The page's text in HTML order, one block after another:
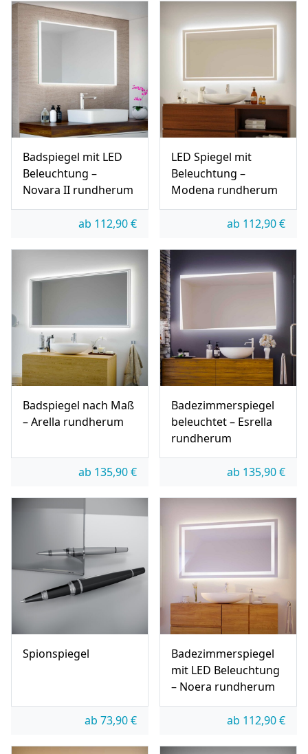
Badspiegel mit LED
Beleuchtung –
Novara II rundherum
ab 112,90€
LED Spiegel mit
Beleuchtung –
Modena rundherum
ab 112,90€
Badspiegel nach Maß
– Arella rundherum
ab 135,90€
Badezimmerspiegel
beleuchtet – Esrella
rundherum
ab 135,90€
Spionspiegel
ab 73,90€
Badezimmerspiegel
mit LED Beleuchtung
– Noera rundherum
ab 112,90€